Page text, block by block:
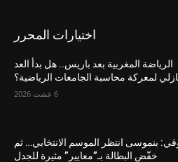
اختيارات المحرر
الرياضة المغربية بعد باريس.. هل بدأ العد
لمعركة محاسبة الجامعات الرياضية؟
6 غشت 2026
بنموسى انتظر الموسم الانتخابي… ثم
خفّض البطالة بـ”معايير” مثيرة للجدل